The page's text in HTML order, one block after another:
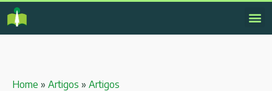
Home » Artigos » Artigos